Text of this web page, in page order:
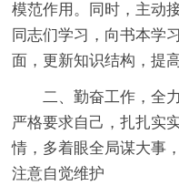
模范作用。同时，主动
同志们学习，向书本学
面，更新知识结构，提
二、勤奋工作，全
严格要求自己，扎扎实
情，多着眼全局谋大事
注意自觉维护